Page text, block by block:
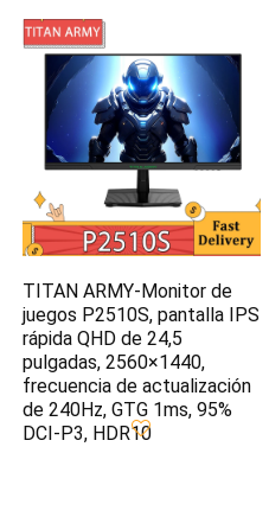
TITAN ARMY-Monitor de
juegos P2510S, pantalla IPS
rápida QHD de 24,5
pulgadas, 2560×1440,
frecuencia de actualización
de 240Hz, GTG 1ms, 95%
DCI-P3, HDR10